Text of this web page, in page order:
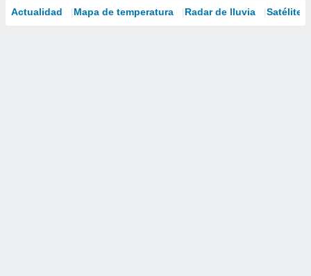
Actualidad Mapa de temperatura Radar de lluvia Satélites